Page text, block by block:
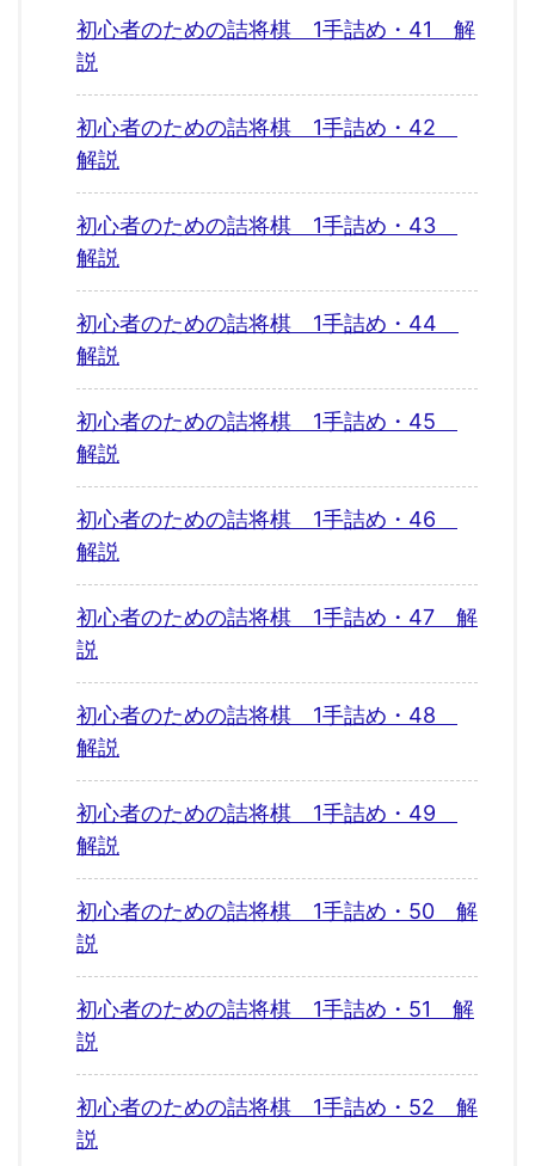
初心者のための詰将棋 1手詰め・41 解
説
初心者のための詰将棋 1手詰め・42
解説
初心者のための詰将棋 1手詰め・43
解説
初心者のための詰将棋 1手詰め・44
解説
初心者のための詰将棋 1手詰め・45
解説
初心者のための詰将棋 1手詰め・46
解説
初心者のための詰将棋 1手詰め・47 解
説
初心者のための詰将棋 1手詰め・48
解説
初心者のための詰将棋 1手詰め・49
解説
初心者のための詰将棋 1手詰め・50 解
説
初心者のための詰将棋 1手詰め・51 解
説
初心者のための詰将棋 1手詰め・52 解
説